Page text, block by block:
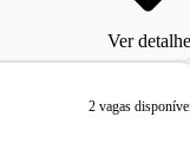
Ver
2 vagas